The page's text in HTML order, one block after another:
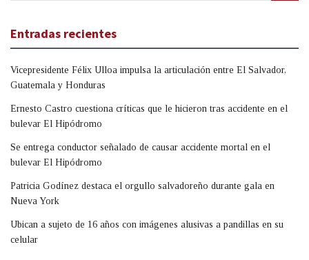
Entradas recientes
Vicepresidente Félix Ulloa impulsa la articulación entre El Salvador,
Guatemala y Honduras
Ernesto Castro cuestiona críticas que le hicieron tras accidente en el
bulevar El Hipódromo
Se entrega conductor señalado de causar accidente mortal en el
bulevar El Hipódromo
Patricia Godínez destaca el orgullo salvadoreño durante gala en
Nueva York
Ubican a sujeto de 16 años con imágenes alusivas a pandillas en su
celular